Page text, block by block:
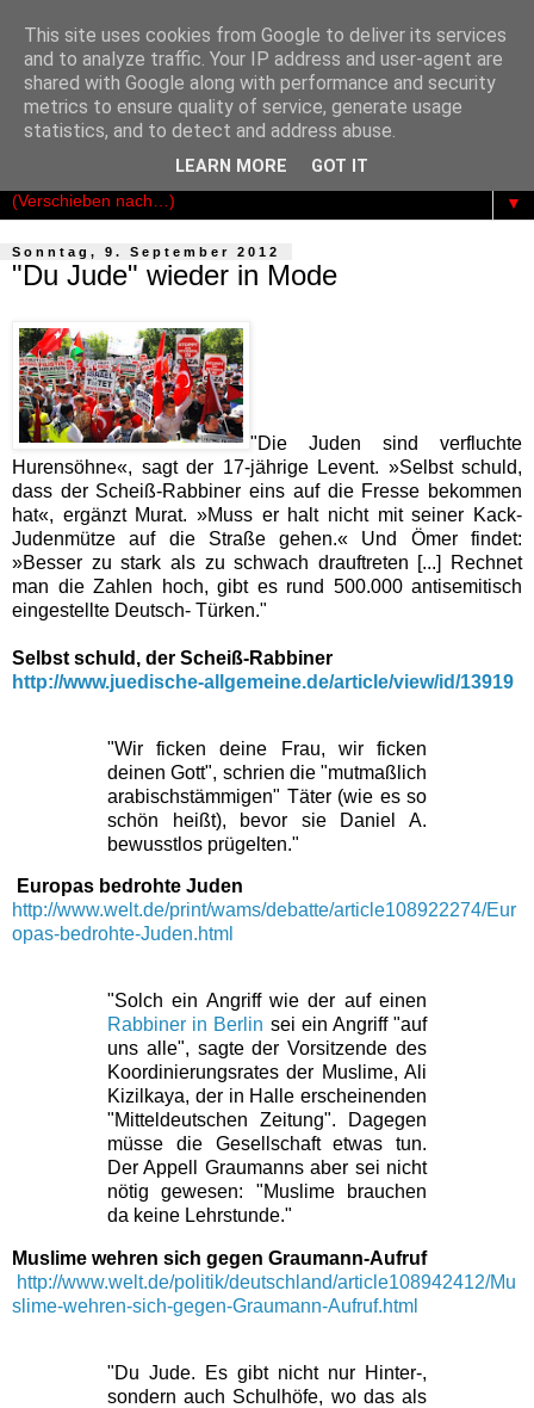
Der Kosmopolit
Das publizistische Netzwerk für Freiheit - Demokratie -
Rechtsstaatlichkeit
▼
Sonntag, 9. September 2012
"Du Jude" wieder in Mode
"Die Juden sind verfluchte
Hurensöhne«, sagt der 17-jährige Levent. »Selbst schuld,
dass der Scheiß-Rabbiner eins auf die Fresse bekommen
hat«, ergänzt Murat. »Muss er halt nicht mit seiner Kack-
Judenmütze auf die Straße gehen.« Und Ömer findet:
»Besser zu stark als zu schwach drauftreten [...] Rechnet
man die Zahlen hoch, gibt es rund 500.000 antisemitisch
eingestellte Deutsch- Türken."
Selbst schuld, der Scheiß-Rabbiner
http://www.juedische-allgemeine.de/article/view/id/13919
"Wir ficken deine Frau, wir ficken
deinen Gott", schrien die "mutmaßlich
arabischstämmigen" Täter (wie es so
schön heißt), bevor sie Daniel A.
bewusstlos prügelten."
Europas bedrohte Juden
http://www.welt.de/print/wams/debatte/article108922274/Eur
opas-bedrohte-Juden.html
"Solch ein Angriff wie der auf einen
Rabbiner in Berlin sei ein Angriff "auf
uns alle", sagte der Vorsitzende des
Koordinierungsrates der Muslime, Ali
Kizilkaya, der in Halle erscheinenden
"Mitteldeutschen Zeitung". Dagegen
müsse die Gesellschaft etwas tun.
Der Appell Graumanns aber sei nicht
nötig gewesen: "Muslime brauchen
da keine Lehrstunde."
Muslime wehren sich gegen Graumann-Aufruf
http://www.welt.de/politik/deutschland/article108942412/Mu
slime-wehren-sich-gegen-Graumann-Aufruf.html
"Du Jude. Es gibt nicht nur Hinter-,
sondern auch Schulhöfe, wo das als
This site uses cookies from Google to deliver its services
and to analyze traffic. Your IP address and user-agent are
shared with Google along with performance and security
metrics to ensure quality of service, generate usage
statistics, and to detect and address abuse.
LEARN MORE GOT IT